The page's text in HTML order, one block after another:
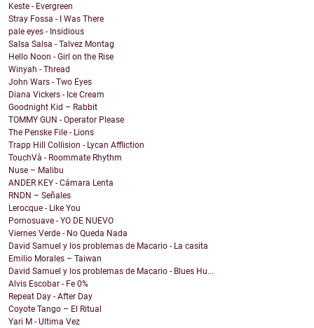
Keste - Evergreen
Stray Fossa - I Was There
pale eyes - Insidious
Salsa Salsa - Talvez Montag
Hello Noon - Girl on the Rise
Winyah - Thread
John Wars - Two Eyes
Diana Vickers - Ice Cream
Goodnight Kid – Rabbit
TOMMY GUN - Operator Please
The Penske File - Lions
Trapp Hill Collision - Lycan Affliction
TouchVà - Roommate Rhythm
Nuse – Malibu
ANDER KEY - Cámara Lenta
RNDN – Señales
Lerocque - Like You
Pornosuave - YO DE NUEVO
Viernes Verde - No Queda Nada
David Samuel y los problemas de Macario - La casita
Emilio Morales – Taiwan
David Samuel y los problemas de Macario - Blues Hu...
Alvis Escobar - Fe 0%
Repeat Day - After Day
Coyote Tango – El Ritual
Yari M - Ultima Vez